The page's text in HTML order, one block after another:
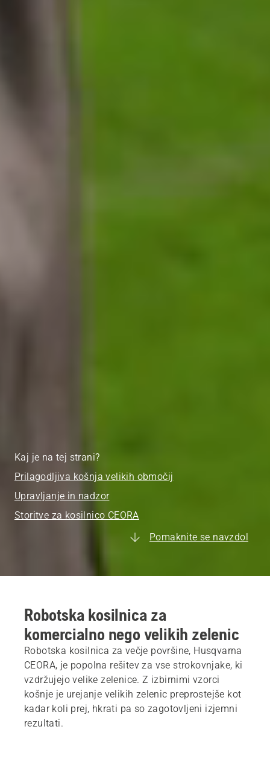
Kaj je na tej strani?
Prilagodljiva košnja velikih območij
Upravljanje in nadzor
Storitve za kosilnico CEORA
Pomaknite se navzdol
Robotska kosilnica za
komercialno nego velikih zelenic
Robotska kosilnica za večje površine, Husqvarna
CEORA, je popolna rešitev za vse strokovnjake, ki
vzdržujejo velike zelenice. Z izbirnimi vzorci
košnje je urejanje velikih zelenic preprostejše kot
kadar koli prej, hkrati pa so zagotovljeni izjemni
rezultati.